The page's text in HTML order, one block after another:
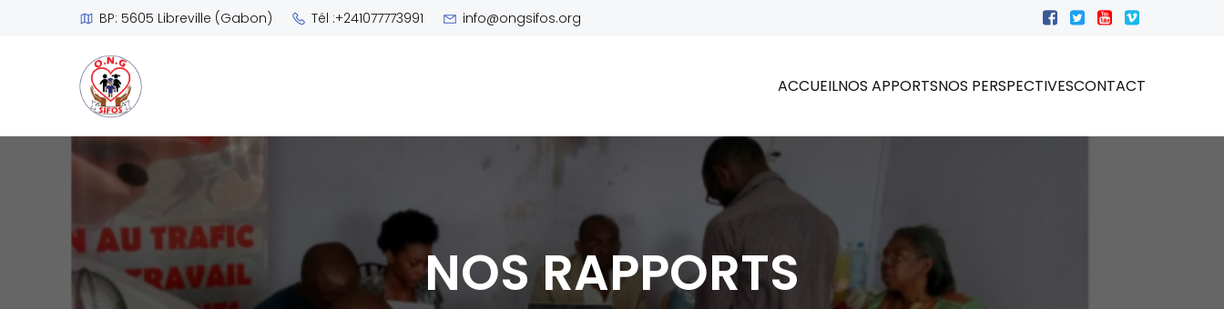
BP: 5605 Libreville (Gabon) Tél :+241077773991 info@ongsifos.org
ACCUEILNOS APPORTSNOS PERSPECTIVESCONTACT
NOS RAPPORTS